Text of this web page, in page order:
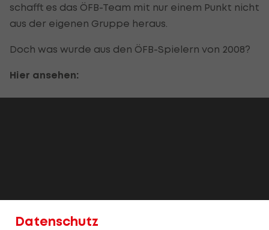
schafft es das ÖFB-Team mit nur einem Punkt nicht
aus der eigenen Gruppe heraus.
Doch was wurde aus den ÖFB-Spielern von 2008?
Hier ansehen:
Datenschutz